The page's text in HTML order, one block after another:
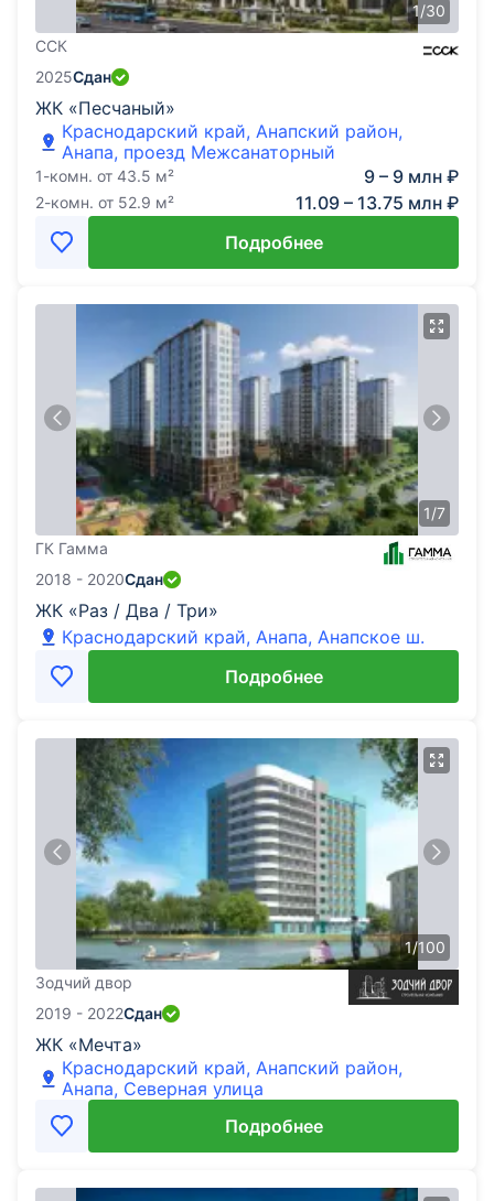
1/30
ССК
ЖК «Песчаный»
2025Сдан
Краснодарский край, Анапский район,
Анапа, проезд Межсанаторный
1-комн. от 43.5 м² 9 – 9 млн ₽
2-комн. от 52.9 м²
11.09 – 13.75 млн ₽
Подробнее
1/7
ГК Гамма
ЖК «Раз / Два / Три»
2018 - 2020Сдан
Краснодарский край, Анапа, Анапское ш.
Подробнее
1/100
Зодчий двор
ЖК «Мечта»
2019 - 2022Сдан
Краснодарский край, Анапский район,
Анапа, Северная улица
Подробнее